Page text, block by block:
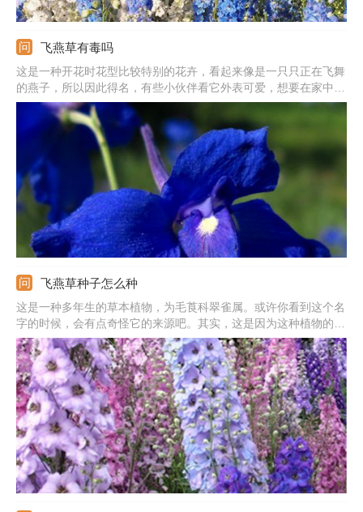
飞燕草有毒吗
这是一种开花时花型比较特别的花卉，看起来像是一只只正在飞舞
的燕子，所以因此得名，有些小伙伴看它外表可爱，想要在家中养
殖，但是不知道它到底有没有毒。
飞燕草种子怎么种
这是一种多年生的草本植物，为毛莨科翠雀属。或许你看到这个名
字的时候，会有点奇怪它的来源吧。其实，这是因为这种植物的外
形比较像燕子，所以便因此得名了。它原产在欧洲大陆的南部，如
今在我国的各个省份都有栽培。接下来，我们就来看看它的种子的
种植方法吧，这里主要说说它的露地播种方法。